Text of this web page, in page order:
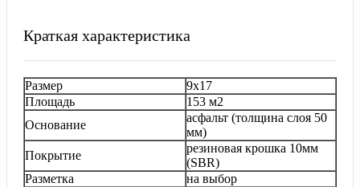
Краткая характеристика
Размер
9х17
Площадь
153 м2
Основание
асфальт (толщина слоя 50
мм)
Покрытие
резиновая крошка 10мм
(SBR)
Разметка
на выбор